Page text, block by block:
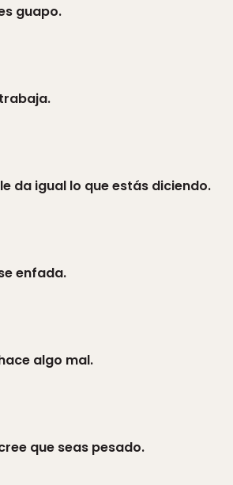
guapo.
da igual lo que estás diciendo.
enfada.
algo mal.
que seas pesado.